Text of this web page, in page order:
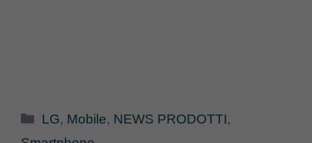
Categorie
LG, Mobile, NEWS PRODOTTI,